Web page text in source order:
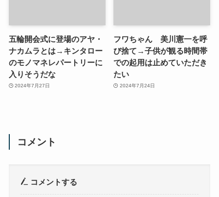
五輪開会式に登場のアヤ・
ナカムラとは→キンタロー
のモノマネレパートリーに
入りそうだな
2024年7月27日
フワちゃん 美川憲一を呼
び捨て→子供が観る時間帯
での起用は止めていただき
たい
2024年7月24日
コメント
コメントする